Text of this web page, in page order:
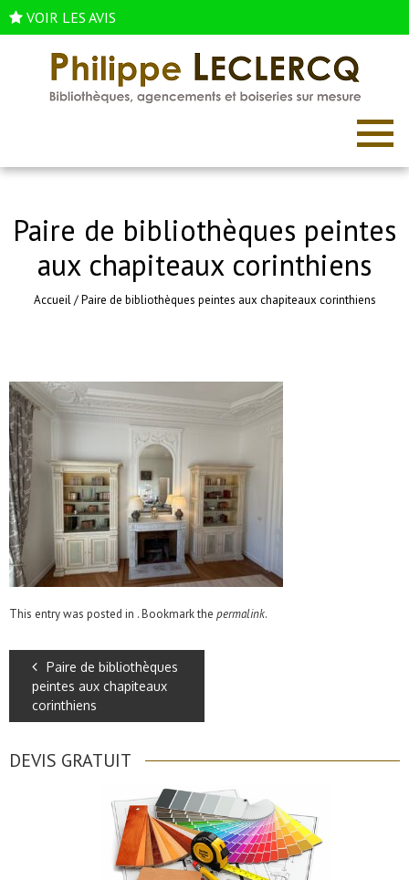
VOIR LES AVIS
Paire de bibliothèques peintes
aux chapiteaux corinthiens
Accueil/Paire de bibliothèques peintes aux chapiteaux corinthiens
This entry was posted in . Bookmark the permalink.
Paire de bibliothèques
peintes aux chapiteaux
corinthiens
DEVIS GRATUIT